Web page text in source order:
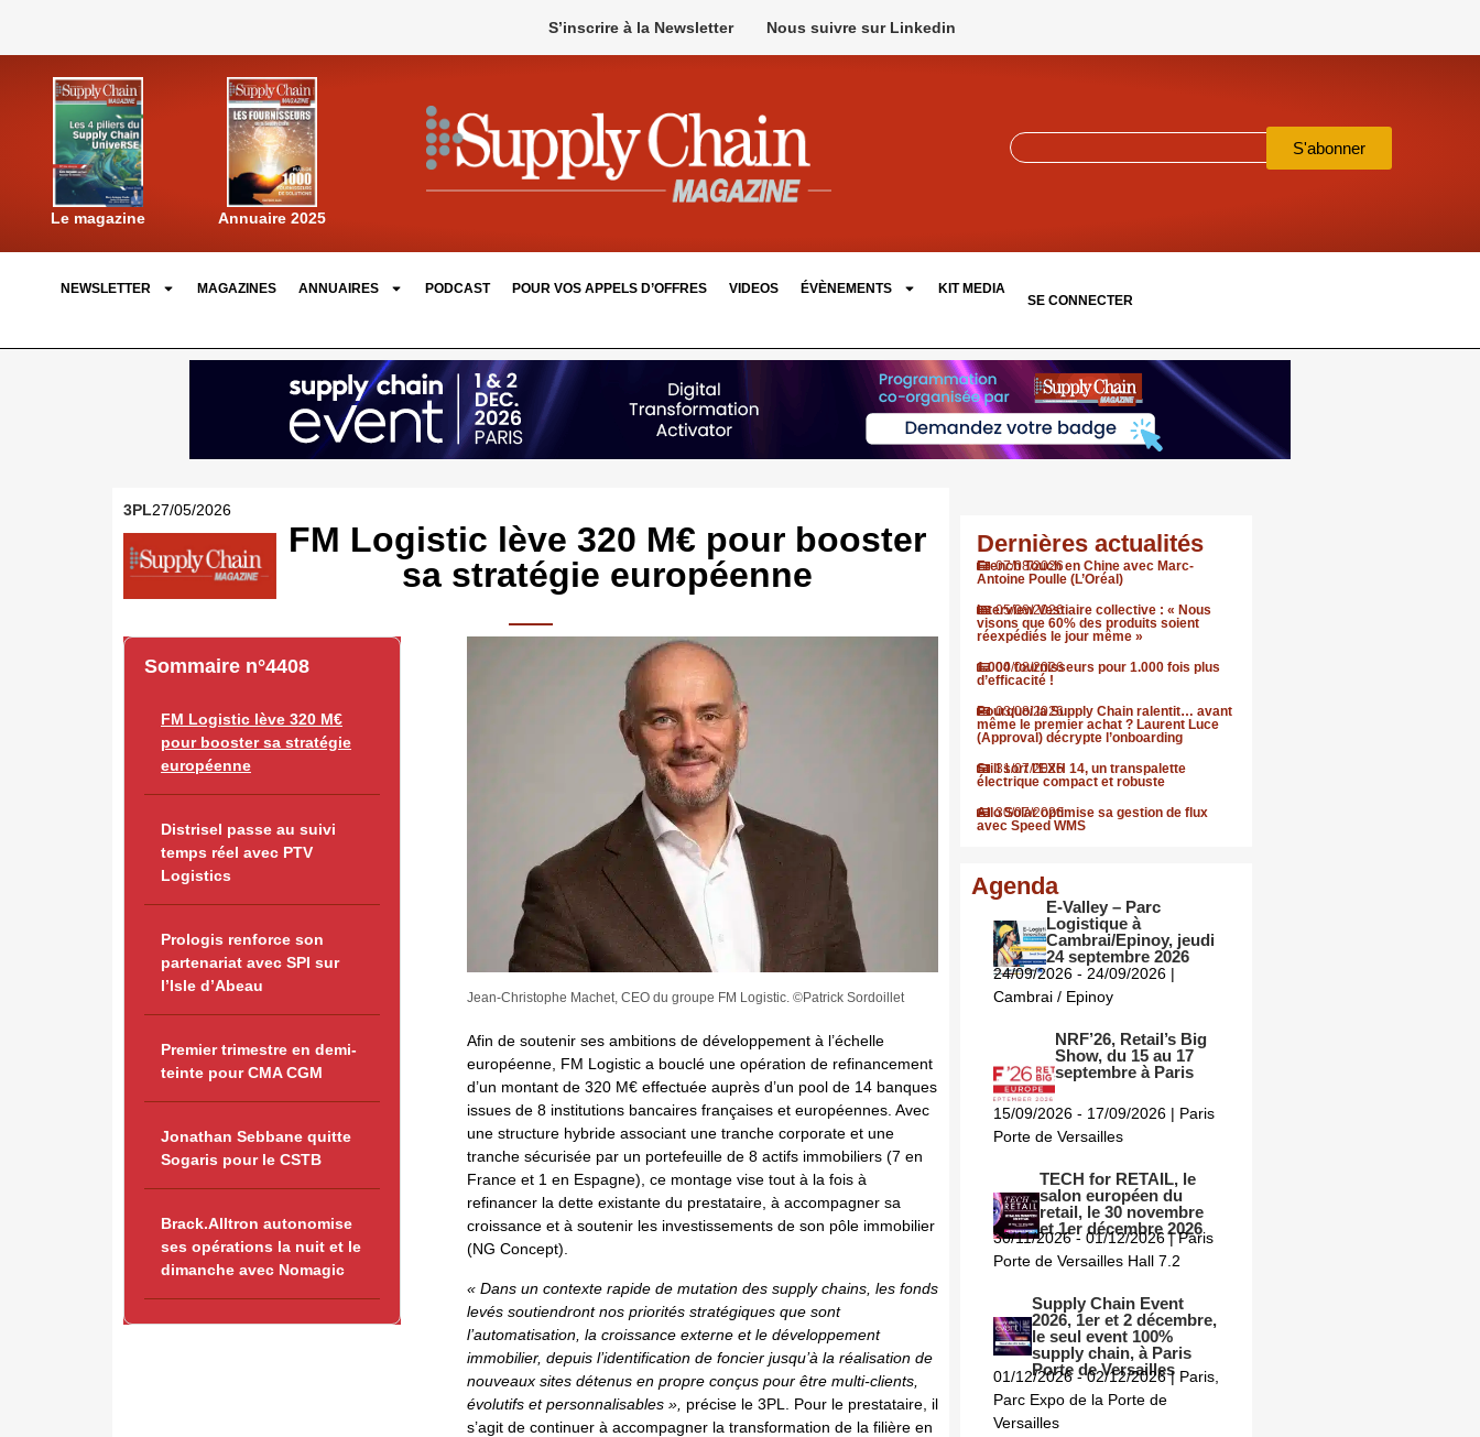
S’inscrire à la Newsletter Nous suivre sur Linkedin
Le magazine Annuaire 2025
S'abonner
NEWSLETTER MAGAZINES ANNUAIRES PODCAST POUR VOS APPELS D’OFFRES VIDEOS ÉVÈNEMENTS KIT MEDIA
SE CONNECTER
FM Logistic lève 320 M€ pour booster
sa stratégie européenne
Sommaire n°4408
FM Logistic lève 320 M€
pour booster sa stratégie
européenne
Distrisel passe au suivi
temps réel avec PTV
Logistics
Prologis renforce son
partenariat avec SPI sur
l’Isle d’Abeau
Premier trimestre en demi-
teinte pour CMA CGM
Jonathan Sebbane quitte
Sogaris pour le CSTB
Brack.Alltron autonomise
ses opérations la nuit et le
dimanche avec Nomagic
Jean-Christophe Machet, CEO du groupe FM Logistic. ©Patrick Sordoillet
Afin de soutenir ses ambitions de développement à l’échelle
européenne, FM Logistic a bouclé une opération de refinancement
d’un montant de 320 M€ effectuée auprès d’un pool de 14 banques
issues de 8 institutions bancaires françaises et européennes. Avec
une structure hybride associant une tranche corporate et une
tranche sécurisée par un portefeuille de 8 actifs immobiliers (7 en
France et 1 en Espagne), ce montage vise tout à la fois à
refinancer la dette existante du prestataire, à accompagner sa
croissance et à soutenir les investissements de son pôle immobilier
(NG Concept).
« Dans un contexte rapide de mutation des supply chains, les fonds
levés soutiendront nos priorités stratégiques que sont
l’automatisation, la croissance externe et le développement
immobilier, depuis l’identification de foncier jusqu’à la réalisation de
nouveaux sites détenus en propre conçus pour être multi-clients,
évolutifs et personnalisables », précise le 3PL. Pour le prestataire, il
s’agit de continuer à accompagner la transformation de la filière en
3PL27/05/2026
Dernières actualités
07/08/2026
French Touch en Chine avec Marc-
Antoine Poulle (L’Oréal)
05/08/2026
Interview Vestiaire collective : « Nous
visons que 60% des produits soient
réexpédiés le jour même »
04/08/2026
1.000 fournisseurs pour 1.000 fois plus
d’efficacité !
03/08/2026
Pourquoi la Supply Chain ralentit… avant
même le premier achat ? Laurent Luce
(Approval) décrypte l’onboarding
31/07/2026
Still sort l’EXH 14, un transpalette
électrique compact et robuste
30/07/2026
Allo Solar optimise sa gestion de flux
avec Speed WMS
Agenda
E-Valley – Parc
Logistique à
Cambrai/Epinoy, jeudi
24 septembre 2026
24/09/2026 - 24/09/2026 |
Cambrai / Epinoy
NRF’26, Retail’s Big
Show, du 15 au 17
septembre à Paris
15/09/2026 - 17/09/2026 | Paris
Porte de Versailles
TECH for RETAIL, le
salon européen du
retail, le 30 novembre
et 1er décembre 2026
30/11/2026 - 01/12/2026 | Paris
Porte de Versailles Hall 7.2
Supply Chain Event
2026, 1er et 2 décembre,
le seul event 100%
supply chain, à Paris
Porte de Versailles
01/12/2026 - 02/12/2026 | Paris,
Parc Expo de la Porte de
Versailles